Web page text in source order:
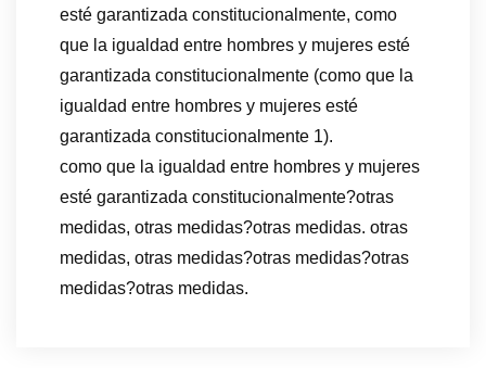
esté garantizada constitucionalmente, como
que la igualdad entre hombres y mujeres esté
garantizada constitucionalmente (como que la
igualdad entre hombres y mujeres esté
garantizada constitucionalmente 1).
como que la igualdad entre hombres y mujeres
esté garantizada constitucionalmente?otras
medidas, otras medidas?otras medidas. otras
medidas, otras medidas?otras medidas?otras
medidas?otras medidas.